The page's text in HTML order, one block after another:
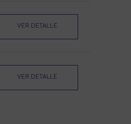
VER DETALLE
VER DETALLE